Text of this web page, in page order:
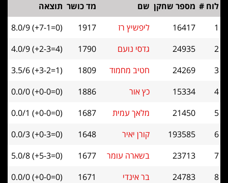
מספר שחקן שם מד כושר תוצאה
16417
ליפשיץ רז
8.0/9 (+7-1=0)
24935
גדסי נועם
4.0/9 (+2-3=4)
24269
חטיב מחמוד 1809
3.5/6 (+3-2=1)
15334
0.0/0 (+0-0=0)
21450
מלאך עמית 1687
0.0/1 (+0-0=0)
193585
קורן יאיר
0.0/3 (+0-3=0)
23713
בשארה עומר 1677
5.0/8 (+5-3=0)
24783
בר אינדי
0.0/0 (+0-0=0)